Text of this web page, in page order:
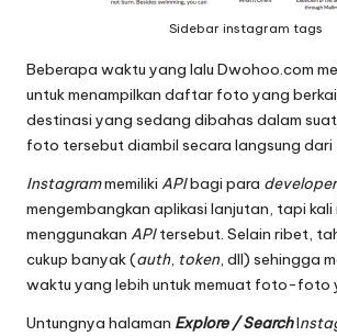
Sidebar instagram tags
Beberapa waktu yang lalu Dwohoo.com
untuk menampilkan daftar foto yang
destinasi yang sedang dibahas dalam
foto tersebut diambil secara langsung dari
Instagrammemiliki APIbagi para developer
mengembangkan aplikasi lanjutan, tapi
menggunakan APItersebut. Selain ribet,
cukup banyak (auth, token, dll) sehingga
waktu yang lebih untuk memuat foto-foto
Untungnya halaman Explore / SearchI